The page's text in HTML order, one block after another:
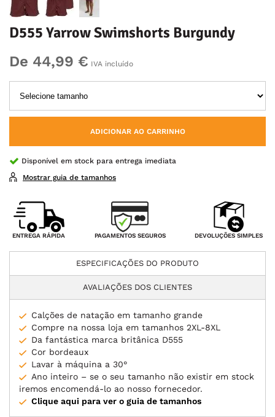
D555 Yarrow Swimshorts Burgundy
De 44,99 € IVA incluído
ADICIONAR AO CARRINHO
Disponível em stock para entrega imediata
Mostrar guia de tamanhos
ENTREGA RÁPIDA PAGAMENTOS SEGUROS DEVOLUÇÕES SIMPLES
ESPECIFICAÇÕES DO PRODUTO
AVALIAÇÕES DOS CLIENTES
Calções de natação em tamanho grande
Compre na nossa loja em tamanhos 2XL-8XL
Da fantástica marca britânica D555
Cor bordeaux
Lavar à máquina a 30°
Ano inteiro – se o seu tamanho não existir em stock
iremos encomendá-lo ao nosso fornecedor.
Clique aqui para ver o guia de tamanhos